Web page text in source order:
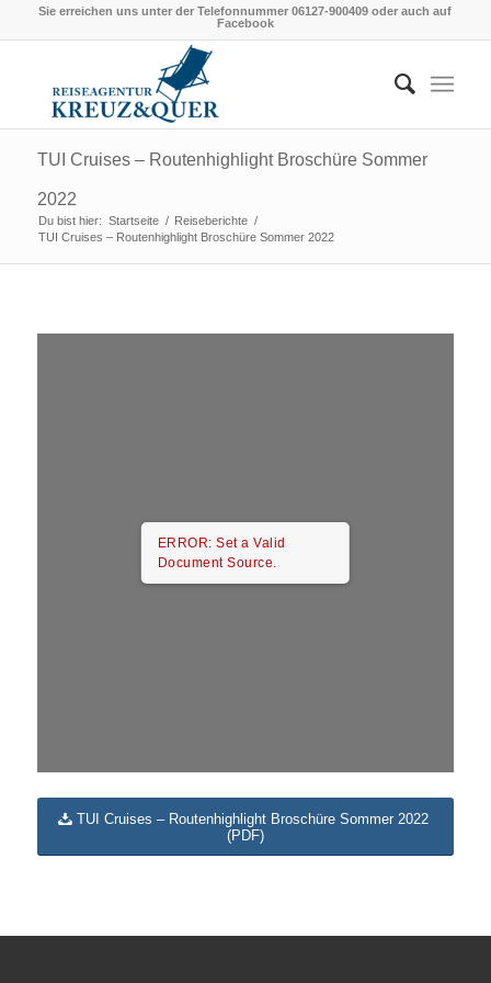
Sie erreichen uns unter der Telefonnummer 06127-900409 oder auch auf
Facebook
TUI Cruises – Routenhighlight Broschüre Sommer
2022
Du bist hier: Startseite / Reiseberichte /
TUI Cruises – Routenhighlight Broschüre Sommer 2022
ERROR: Set a Valid
Document Source.
TUI Cruises – Routenhighlight Broschüre Sommer 2022
(PDF)